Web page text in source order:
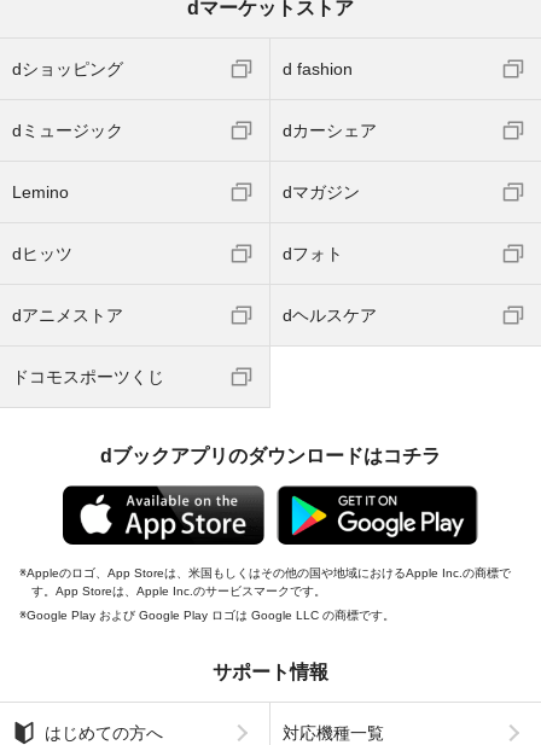
dマーケットストア
dショッピング d fashion
dミュージック dカーシェア
Lemino dマガジン
dヒッツ dフォト
dアニメストア dヘルスケア
ドコモスポーツくじ
dブックアプリのダウンロードはコチラ
Appleのロゴ、App Storeは、米国もしくはその他の国や地域におけるApple Inc.の商標で
す。App Storeは、Apple Inc.のサービスマークです。
Google Play および Google Play ロゴは Google LLC の商標です。
サポート情報
はじめての方へ 対応機種一覧